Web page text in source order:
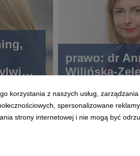
prawo: dr
Wilińska-
korzystania z naszych usług,
spersonalizowane
strony internetowej i nie mogą być